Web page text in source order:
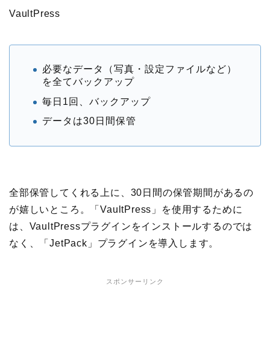
VaultPress
必要なデータ（写真・設定ファイルなど）
を全てバックアップ
毎日1回、バックアップ
データは30日間保管
全部保管してくれる上に、30日間の保管期間があるの
が嬉しいところ。「VaultPress」を使用するために
は、VaultPressプラグインをインストールするのでは
なく、「JetPack」プラグインを導入します。
スポンサーリンク